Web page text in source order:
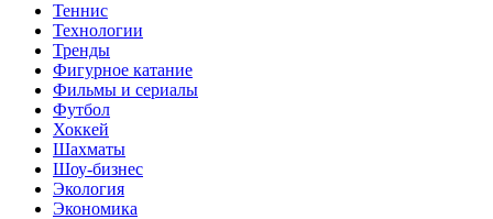
Теннис
Технологии
Тренды
Фигурное катание
Фильмы и сериалы
Футбол
Хоккей
Шахматы
Шоу-бизнес
Экология
Экономика